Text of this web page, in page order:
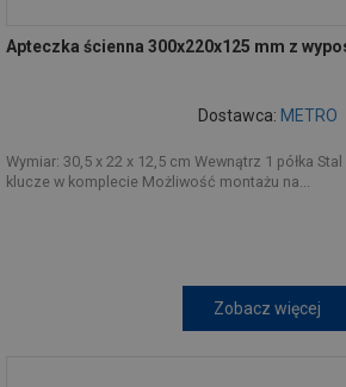
Apteczka ścienna 300x220x125 mm z
Dostawca: METRO
Wymiar: 30,5 x 22 x 12,5 cm Wewnątrz 1 półka
klucze w komplecie Możliwość montażu na...
Zobacz więcej